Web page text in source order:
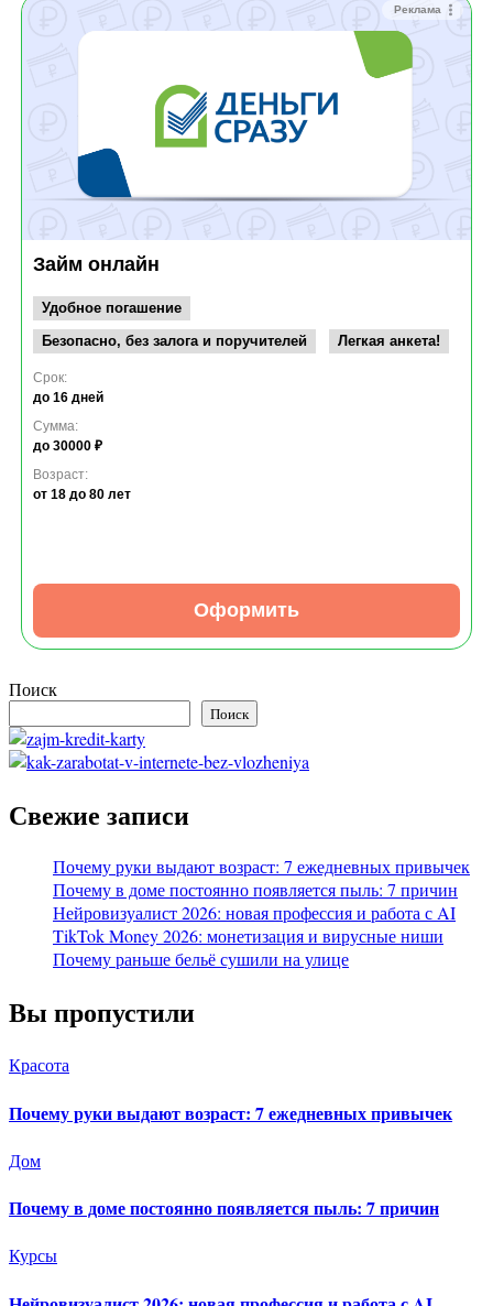
Реклама
Займ онлайн
Удобное погашение
Безопасно, без залога и поручителей
Легкая анкета!
Срок:
до 16 дней
Сумма:
до 30000 ₽
Возраст:
от 18 до 80 лет
Оформить
Поиск
Поиск
Свежие записи
Почему руки выдают возраст: 7 ежедневных привычек
Почему в доме постоянно появляется пыль: 7 причин
Нейровизуалист 2026: новая профессия и работа с AI
TikTok Money 2026: монетизация и вирусные ниши
Почему раньше бельё сушили на улице
Вы пропустили
Красота
Почему руки выдают возраст: 7 ежедневных привычек
Дом
Почему в доме постоянно появляется пыль: 7 причин
Курсы